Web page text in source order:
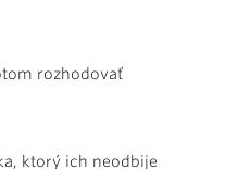
rozhodovať
ktorý ich neodbije